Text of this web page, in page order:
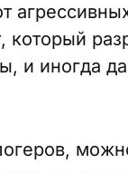
который
и иногда